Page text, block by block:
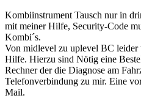
Kombiinstrument Tausch nur in
mit meiner Hilfe, Security-Code
Kombi´s.
Von midlevel zu uplevel BC leider
Hilfe. Hierzu sind Nötig eine
Rechner der die Diagnose am
Telefonverbindung zu mir. Eine
Mail.